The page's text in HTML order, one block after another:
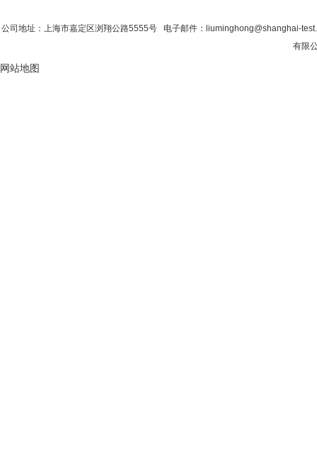
公司地址：上海市嘉定区浏翔公路5555号 电子邮件：liuminghong@shanghai-
有限
网站地图